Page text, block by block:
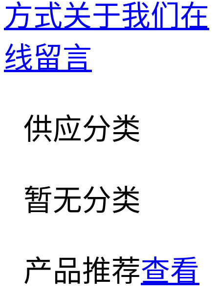
方式关于我们 在
线留言
供应分类
暂无分类
产品推荐查看